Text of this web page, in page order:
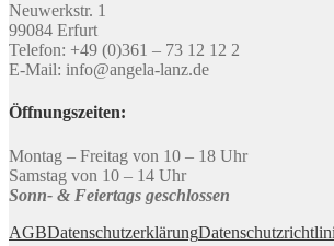
Neuwerkstr. 1
99084 Erfurt
Telefon: +49 (0)361 – 73 12 12 2
E-Mail: info@angela-lanz.de
Öffnungszeiten:
Montag – Freitag von 10 – 18 Uhr
Samstag von 10 – 14 Uhr
Sonn- & Feiertags geschlossen
AGBDatenschutzerklärung